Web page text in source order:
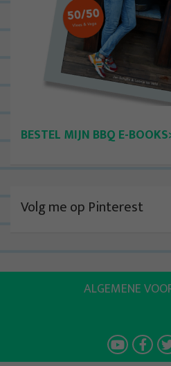
BESTEL MIJN BBQ E-
Volg me op Pinterest
ALGEMENE